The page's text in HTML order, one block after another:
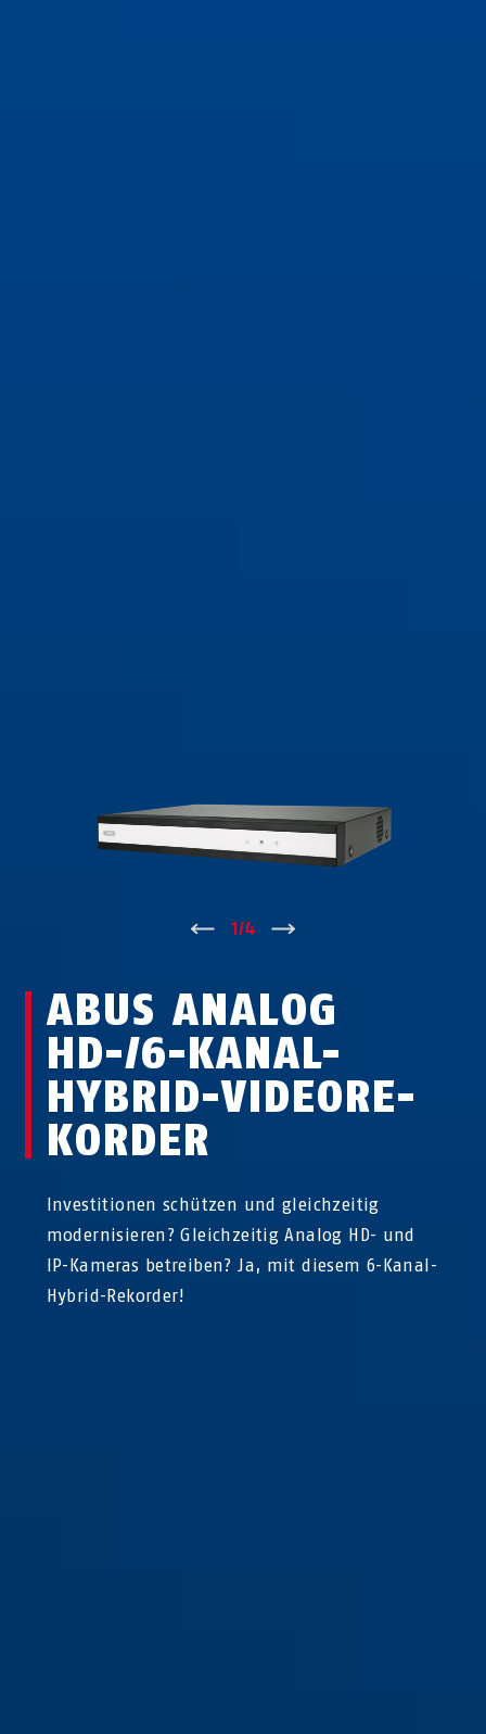
↑ 1/4
ABUS ANALOG
HD-/6-KANAL-
HYBRID-VIDEO­RE­
KOR­DER
Investitionen schützen und gleichzeitig
modernisieren? Gleichzeitig Analog HD- und
IP-Kameras betreiben? Ja, mit diesem 6-Kanal-
Hybrid-Rekorder!